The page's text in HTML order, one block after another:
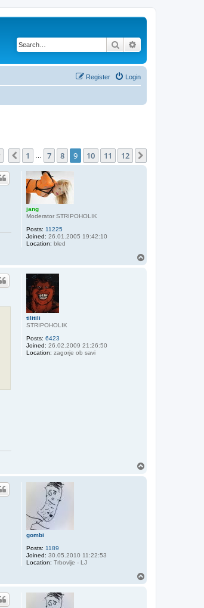
Search
Login
Register
Page of 12
Previous
1 7 8 9 10 11 12
jang
Moderator STRIPOHOLIK
Posts: 11225
Joined: 26.01.2005 19:42:10
Location: bled
tilitili
STRIPOHOLIK
Posts: 6423
Joined: 26.02.2009 21:26:50
Location: zagorje ob savi
gombi
Posts: 1189
Joined: 30.05.2010 11:22:53
Location: Trbovlje - LJ